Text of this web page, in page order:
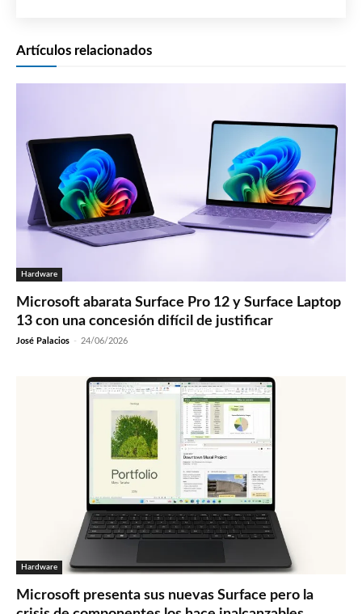
Artículos relacionados
Hardware
Microsoft abarata Surface Pro 12 y Surface Laptop
13 con una concesión difícil de justificar
José Palacios - 24/06/2026
Hardware
Microsoft presenta sus nuevas Surface pero la